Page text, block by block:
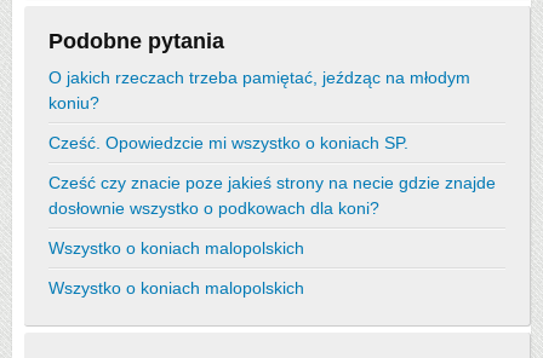
Podobne pytania
O jakich rzeczach trzeba pamiętać, jeźdząc na młodym
koniu?
Cześć. Opowiedzcie mi wszystko o koniach SP.
Cześć czy znacie poze jakieś strony na necie gdzie znajde
dosłownie wszystko o podkowach dla koni?
Wszystko o koniach malopolskich
Wszystko o koniach malopolskich